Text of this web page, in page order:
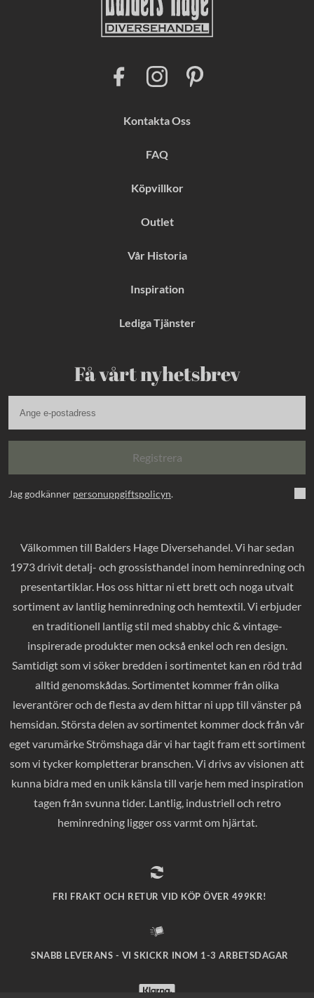
Kontakta Oss
FAQ
Köpvillkor
Outlet
Vår Historia
Inspiration
Lediga Tjänster
Få vårt nyhetsbrev
Registrera
Jag godkänner personuppgiftspolicyn.
b
o
I
n
g
a
m
Välkommen till Balders Hage Diversehandel. Vi har sedan
1973 drivit detalj- och grossisthandel inom heminredning och
presentartiklar. Hos oss hittar ni ett brett och noga utvalt
sortiment av lantlig heminredning och hemtextil. Vi erbjuder
en traditionell lantlig stil med shabby chic & vintage-
inspirerade produkter men också enkel och ren design.
Samtidigt som vi söker bredden i sortimentet kan en röd tråd
alltid genomskådas. Sortimentet kommer från olika
leverantörer och de flesta av dem hittar ni upp till vänster på
hemsidan. Största delen av sortimentet kommer dock från vår
eget varumärke Strömshaga där vi har tagit fram ett sortiment
som vi tycker kompletterar branschen. Vi drivs av visionen att
kunna bidra med en unik känsla till varje hem med inspiration
tagen från svunna tider. Lantlig, industriell och retro
heminredning ligger oss varmt om hjärtat.
FRI FRAKT OCH RETUR VID KÖP ÖVER 499KR!
SNABB LEVERANS - VI SKICKR INOM 1-3 ARBETSDAGAR